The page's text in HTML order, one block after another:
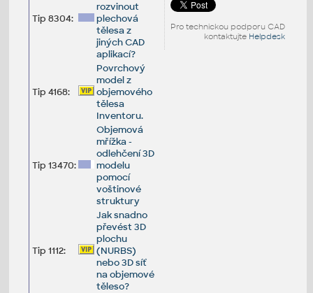
Pro technickou podporu CAD
kontaktujte Helpdesk
Tip 8304:
rozvinout
plechová
tělesa z
jiných CAD
aplikací?
Tip 4168:
Povrchový
model z
objemového
tělesa
Inventoru.
Tip 13470:
Objemová
mřížka -
odlehčení 3D
modelu
pomocí
voštinové
struktury
Tip 1112:
Jak snadno
převést 3D
plochu
(NURBS)
nebo 3D síť
na objemové
těleso?